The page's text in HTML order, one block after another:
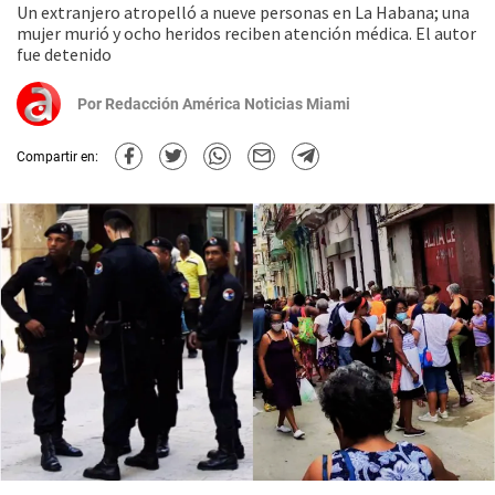
Un extranjero atropelló a nueve personas en La Habana; una
mujer murió y ocho heridos reciben atención médica. El autor
fue detenido
Por Redacción América Noticias Miami
Compartir en: